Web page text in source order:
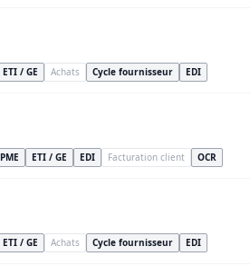
ETI / GE Achats Cycle fournisseur EDI
PME ETI / GE EDI Facturation client OCR
ETI / GE Achats Cycle fournisseur EDI